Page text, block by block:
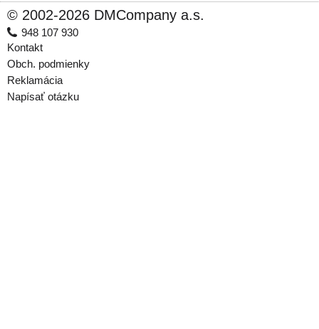
© 2002-2026 DMCompany a.s.
948 107 930
Kontakt
Obch. podmienky
Reklamácia
Napísať otázku